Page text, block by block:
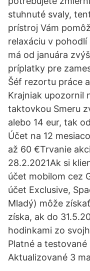
stuhnuté svaly,
prístroj Vám
relaxáciu v
má od januára
príplatky pre
Šéf rezortu práce
Krajniak upozornil
taktovkou Smeru
alebo 14 eur, tak
Účet na 12
až 60 €Trvanie
28.2.2021Ak si
účet mobilom cez
účet Exclusive,
Mladý) môže
získa, ak do
hodinkami zo
Platné a
Aktualizované 3